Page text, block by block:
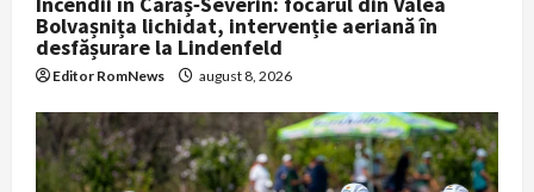
Bolvașnița lichidat, intervenție aeriană în
desfășurare la Lindenfeld
Editor RomNews august 8, 2026